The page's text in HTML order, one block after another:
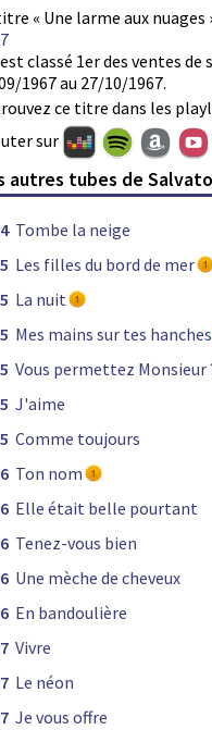
« Une larme aux
classé 1er des ventes de
1967 au 27/10/1967.
ce titre dans les
sur
autres tubes de
Tombe la neige
Les filles du bord de mer
La nuit
Mes mains sur tes hanches
Vous permettez Monsieur
J'aime
Comme toujours
Ton nom
Elle était belle pourtant
Tenez-vous bien
Une mèche de cheveux
En bandoulière
Vivre
Le néon
Je vous offre